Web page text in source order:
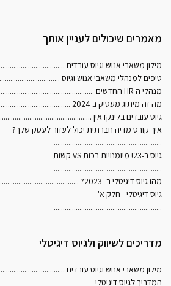
מאמרים שיכולים לעניין אותך
מילון משאבי אנוש וגיוס עובדים
טיפים למנהלי משאבי אנוש וגיוס
מנהלי ה HR החדשים
מה זה מיתוג מעסיק ב 2024
גיוס עובדים בלינקדאין
איך קורס מדיה חברתית יכול לעזור לעסק שלך?
...........................................................
גיוס ב-23! מיומנויות רכות VS קשות
...........................................................
מהו גיוס דיגיטלי ב- 2023?
גיוס דיגיטלי - חלק א'
...........................................................
מדריכים לשיווק ולגיוס דיגיטלי
מילון משאבי אנוש וגיוס עובדים
המדריך לגיוס דיגיטלי